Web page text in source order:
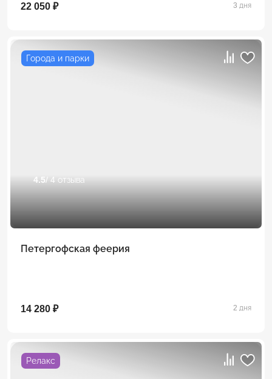
22 050 ₽ 3 дня
Города и парки
4.5/ 4 отзыва
Петергофская феерия
14 280 ₽ 2 дня
Релакс